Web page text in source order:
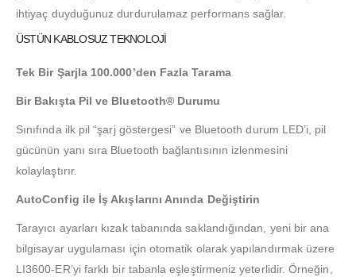
ihtiyaç duyduğunuz durdurulamaz performans sağlar.
ÜSTÜN KABLOSUZ TEKNOLOJİ
Tek Bir Şarjla 100.000’den Fazla Tarama
Bir Bakışta Pil ve Bluetooth® Durumu
Sınıfında ilk pil “şarj göstergesi” ve Bluetooth durum LED’i, pil
gücünün yanı sıra Bluetooth bağlantısının izlenmesini
kolaylaştırır.
AutoConfig ile İş Akışlarını Anında Değiştirin
Tarayıcı ayarları kızak tabanında saklandığından, yeni bir ana
bilgisayar uygulaması için otomatik olarak yapılandırmak üzere
LI3600-ER’yi farklı bir tabanla eşleştirmeniz yeterlidir. Örneğin,